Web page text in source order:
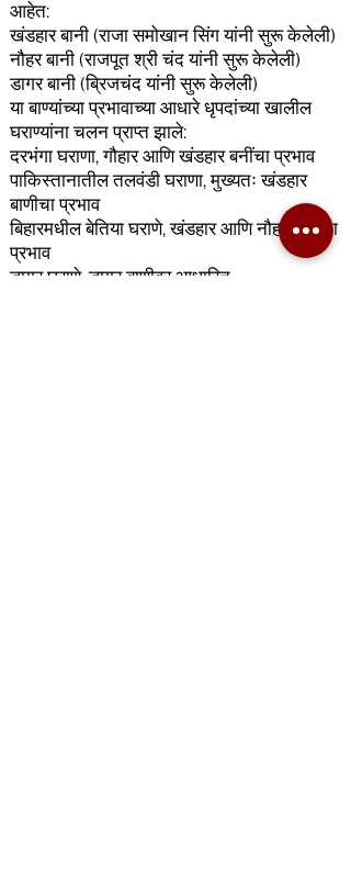
आहेत:
खंडहार बानी (राजा समोखान सिंग यांनी सुरू केलेली)
नौहर बानी (राजपूत श्री चंद यांनी सुरू केलेली)
डागर बानी (ब्रिजचंद यांनी सुरू केलेली)
या बाण्यांच्या प्रभावाच्या आधारे धृपदांच्या खालील
घराण्यांना चलन प्राप्त झाले:
दरभंगा घराणा, गौहार आणि खंडहार बनींचा प्रभाव
पाकिस्तानातील तलवंडी घराणा, मुख्यतः खंडहार
बाणीचा प्रभाव
बिहारमधील बेतिया घराणे, खंडहार आणि नौहार बनींचा
प्रभाव
डागर घराणे, डागर बाणीवर आधारित